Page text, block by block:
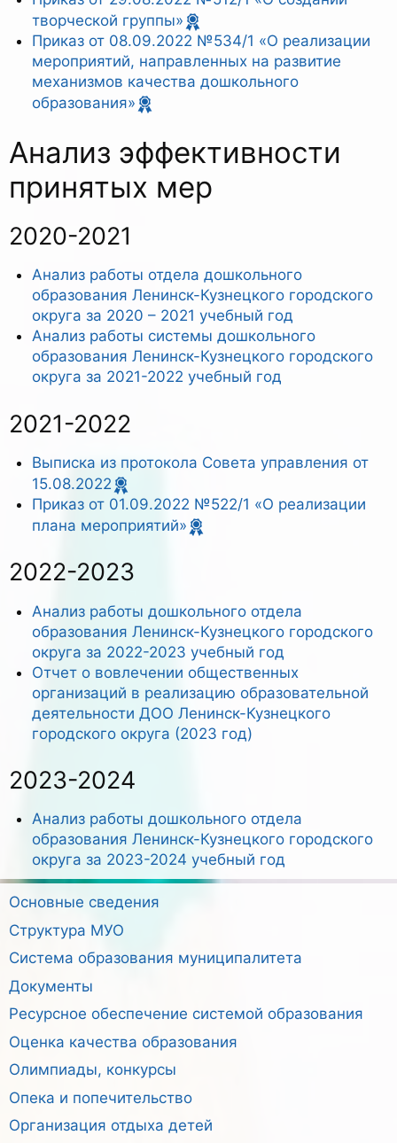
творческой группы»
Приказ от 08.09.2022 №534/1 «О реализации
мероприятий, направленных на развитие
механизмов качества дошкольного
образования»
Анализ эффективности
принятых мер
2020-2021
Анализ работы отдела дошкольного
образования Ленинск-Кузнецкого городского
округа за 2020 – 2021 учебный год
Анализ работы системы дошкольного
образования Ленинск-Кузнецкого городского
округа за 2021-2022 учебный год
2021-2022
Выписка из протокола Совета управления от
15.08.2022
Приказ от 01.09.2022 №522/1 «О реализации
плана мероприятий»
2022-2023
Анализ работы дошкольного отдела
образования Ленинск-Кузнецкого городского
округа за 2022-2023 учебный год
Отчет о вовлечении общественных
организаций в реализацию образовательной
деятельности ДОО Ленинск-Кузнецкого
городского округа (2023 год)
2023-2024
Анализ работы дошкольного отдела
образования Ленинск-Кузнецкого городского
округа за 2023-2024 учебный год
Основные сведения
Структура МУО
Система образования муниципалитета
Документы
Ресурсное обеспечение системой образования
Оценка качества образования
Олимпиады, конкурсы
Опека и попечительство
Организация отдыха детей